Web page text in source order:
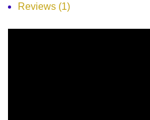
Reviews (1)